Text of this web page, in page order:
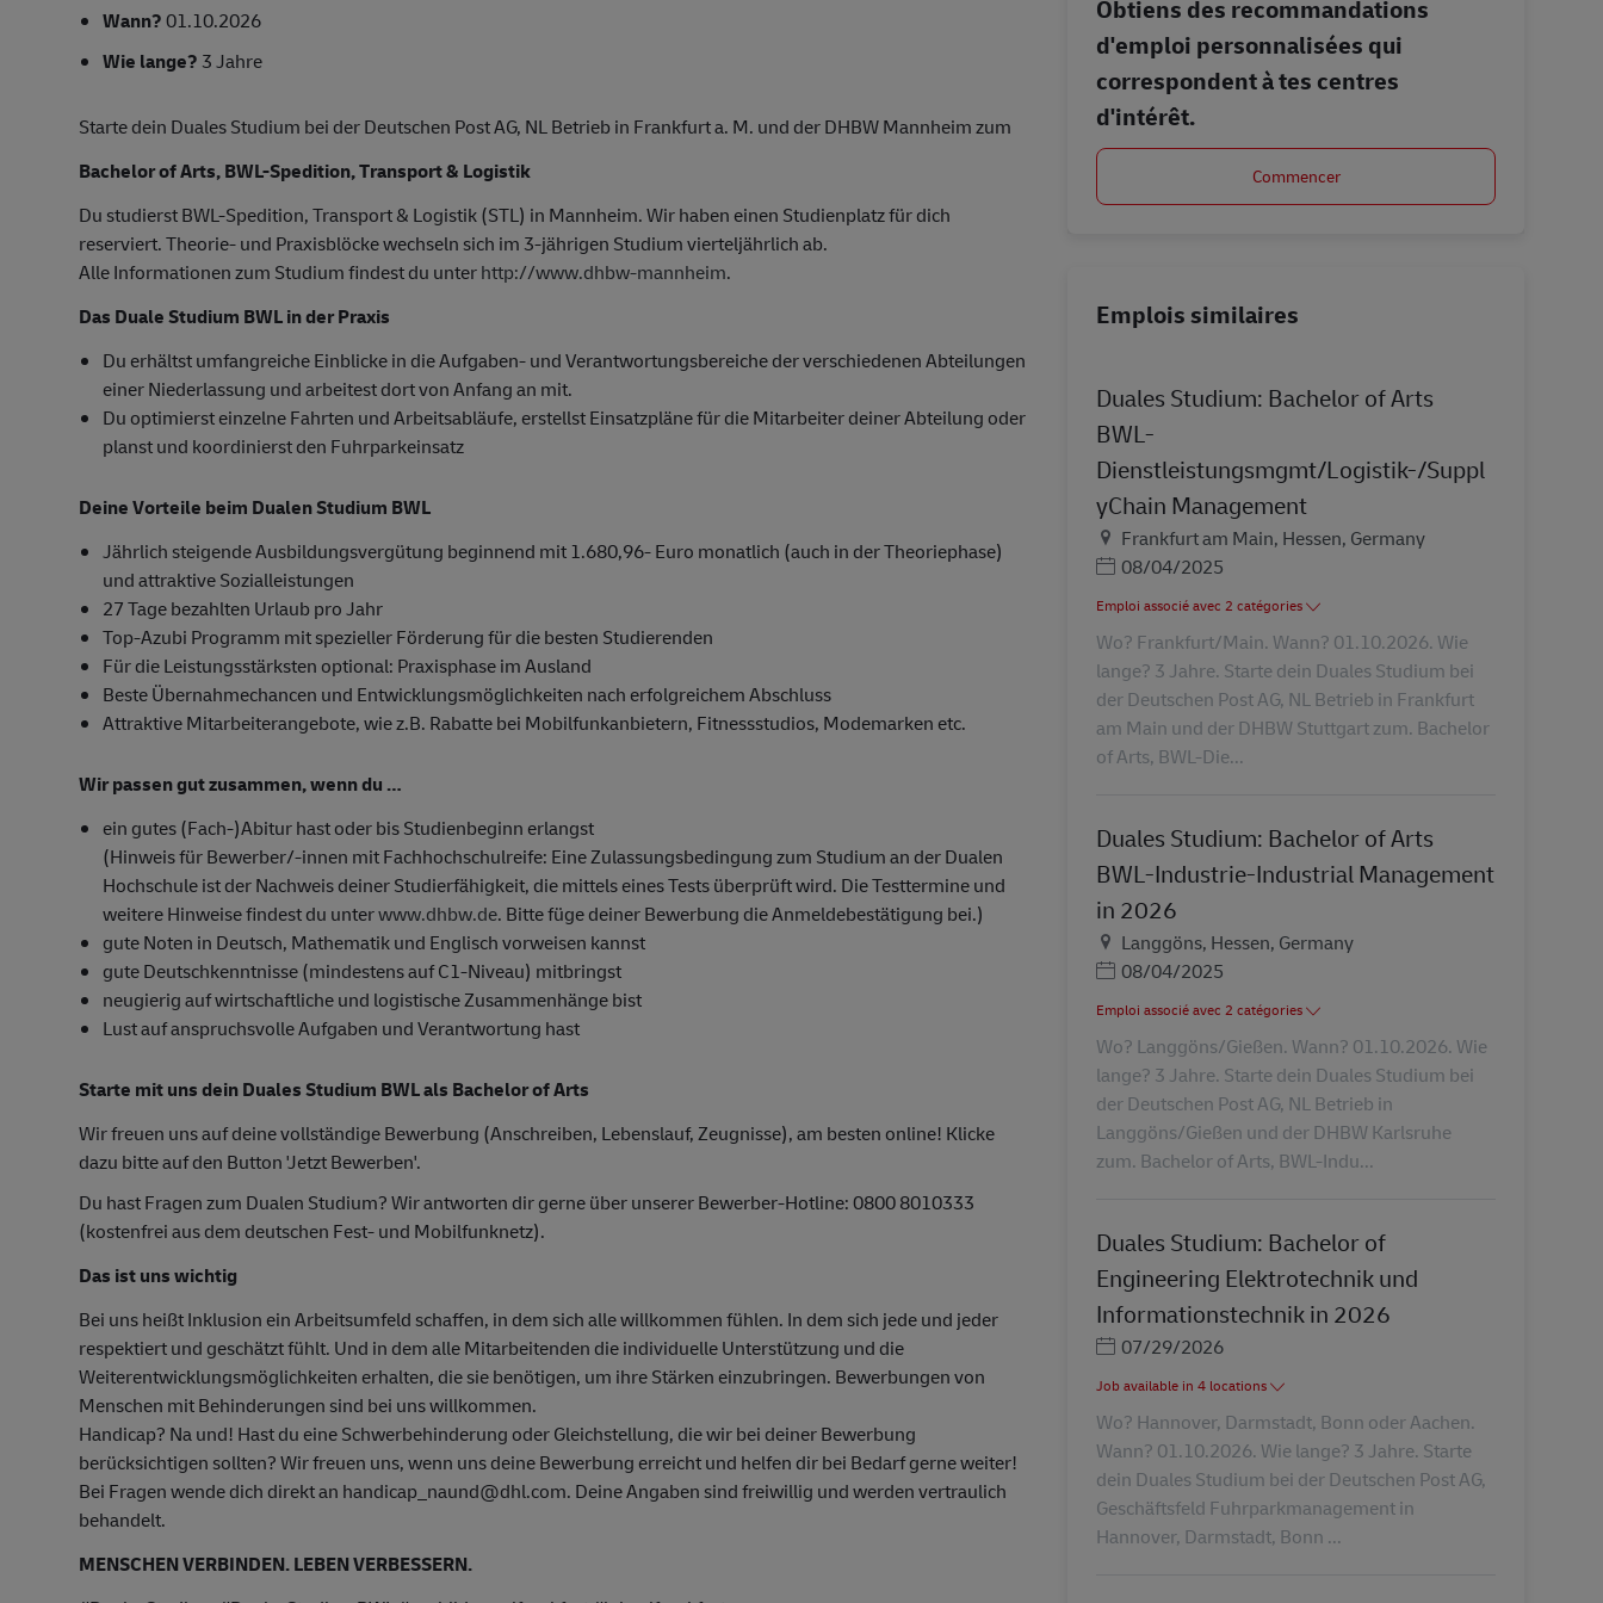
Wann?01.10.2026
Wie lange? 3 Jahre
Starte dein Duales Studium bei der Deutschen Post AG, NL Betrieb in Frankfurt a. M. und der DHBW Mannheim zum
Bachelor of Arts, BWL-Spedition, Transport & Logistik
Du studierst BWL-Spedition, Transport & Logistik (STL) in Mannheim. Wir haben einen Studienplatz für dich
reserviert. Theorie- und Praxisblöcke wechseln sich im 3-jährigen Studium vierteljährlich ab.
Alle Informationen zum Studium findest du unterhttp://www.dhbw-mannheim.
Das Duale Studium BWL in der Praxis
Du erhältst umfangreiche Einblicke in die Aufgaben- und Verantwortungsbereiche der verschiedenen Abteilungen
einer Niederlassung und arbeitest dort von Anfang an mit.
Du optimierst einzelne Fahrten und Arbeitsabläufe, erstellst Einsatzpläne für die Mitarbeiter deiner Abteilung oder
planst und koordinierst den Fuhrparkeinsatz
Deine Vorteile beim Dualen Studium BWL
Jährlich steigende Ausbildungsvergütung beginnend mit 1.680,96- Euro monatlich (auch in der Theoriephase)
und attraktive Sozialleistungen
27 Tage bezahlten Urlaub pro Jahr
Top-Azubi Programm mit spezieller Förderung für die besten Studierenden
Für die Leistungsstärksten optional: Praxisphase im Ausland
Beste Übernahmechancen und Entwicklungsmöglichkeiten nach erfolgreichem Abschluss
Attraktive Mitarbeiterangebote, wie z.B. Rabatte bei Mobilfunkanbietern, Fitnessstudios, Modemarken etc.
Wir passen gut zusammen, wenn du …
ein gutes (Fach-)Abitur hast oder bis Studienbeginn erlangst
(Hinweis für Bewerber/-innen mit Fachhochschulreife: Eine Zulassungsbedingung zum Studium an der Dualen
Hochschule ist der Nachweis deiner Studierfähigkeit, die mittels eines Tests überprüft wird. Die Testtermine und
weitere Hinweise findest du unterwww.dhbw.de. Bitte füge deiner Bewerbung die Anmeldebestätigung bei.)
gute Noten in Deutsch, Mathematik und Englisch vorweisen kannst
gute Deutschkenntnisse (mindestens auf C1-Niveau) mitbringst
neugierig auf wirtschaftliche und logistische Zusammenhänge bist
Lust auf anspruchsvolle Aufgaben und Verantwortung hast
Starte mit uns dein Duales Studium BWL als Bachelor of Arts
Wir freuen uns auf deine vollständige Bewerbung (Anschreiben, Lebenslauf, Zeugnisse), am besten online! Klicke
dazu bitte auf den Button 'Jetzt Bewerben'.
Du hast Fragen zum Dualen Studium? Wir antworten dir gerne über unserer Bewerber-Hotline: 0800 8010333
(kostenfrei aus dem deutschen Fest- und Mobilfunknetz).
Das ist uns wichtig
Bei uns heißt Inklusion ein Arbeitsumfeld schaffen, in dem sich alle willkommen fühlen. In dem sich jede und jeder
respektiert und geschätzt fühlt. Und in dem alle Mitarbeitenden die individuelle Unterstützung und die
Weiterentwicklungsmöglichkeiten erhalten, die sie benötigen, um ihre Stärken einzubringen. Bewerbungen von
Menschen mit Behinderungen sind bei uns willkommen.
Handicap? Na und! Hast du eine Schwerbehinderung oder Gleichstellung, die wir bei deiner Bewerbung
berücksichtigen sollten? Wir freuen uns, wenn uns deine Bewerbung erreicht und helfen dir bei Bedarf gerne weiter!
Bei Fragen wende dich direkt an handicap_naund@dhl.com. Deine Angaben sind freiwillig und werden vertraulich
behandelt.
MENSCHEN VERBINDEN. LEBEN VERBESSERN.
Obtiens des recommandations
d'emploi personnalisées qui
correspondent à tes centres
d'intérêt.
Commencer
Emplois similaires
Duales Studium: Bachelor of Arts
BWL-
Dienstleistungsmgmt/Logistik-/Suppl
yChain Management
LieuFrankfurt am Main, Hessen, Germany
Posted Date
08/04/2025
Emploi associé avec 2 catégories
Wo? Frankfurt/Main. Wann? 01.10.2026. Wie
lange? 3 Jahre. Starte dein Duales Studium bei
der Deutschen Post AG, NL Betrieb in Frankfurt
am Main und der DHBW Stuttgart zum. Bachelor
of Arts, BWL-Die...
Duales Studium: Bachelor of Arts
BWL-Industrie-Industrial Management
in 2026
LieuLanggöns, Hessen, Germany
Posted Date
08/04/2025
Emploi associé avec 2 catégories
Wo? Langgöns/Gießen. Wann? 01.10.2026. Wie
lange? 3 Jahre. Starte dein Duales Studium bei
der Deutschen Post AG, NL Betrieb in
Langgöns/Gießen und der DHBW Karlsruhe
zum. Bachelor of Arts, BWL-Indu...
Duales Studium: Bachelor of
Engineering Elektrotechnik und
Informationstechnik in 2026
Posted Date
07/29/2026
Job available in 4 locations
Wo? Hannover, Darmstadt, Bonn oder Aachen.
Wann? 01.10.2026. Wie lange? 3 Jahre. Starte
dein Duales Studium bei der Deutschen Post AG,
Geschäftsfeld Fuhrparkmanagement in
Hannover, Darmstadt, Bonn ...